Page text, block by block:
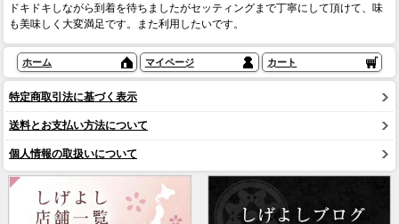
ドキドキしながら到着を待ちましたがセッティングまで丁寧にして頂けて、味
も美味しく大変満足です。また利用したいです。
ホーム マイページ カート
特定商取引法に基づく表示
送料とお支払い方法について
個人情報の取扱いについて